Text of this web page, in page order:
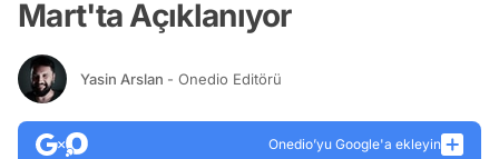
Mart'ta Açıklanıyor
Yasin Arslan - Onedio Editörü
Onedio’yu Google'a ekleyin